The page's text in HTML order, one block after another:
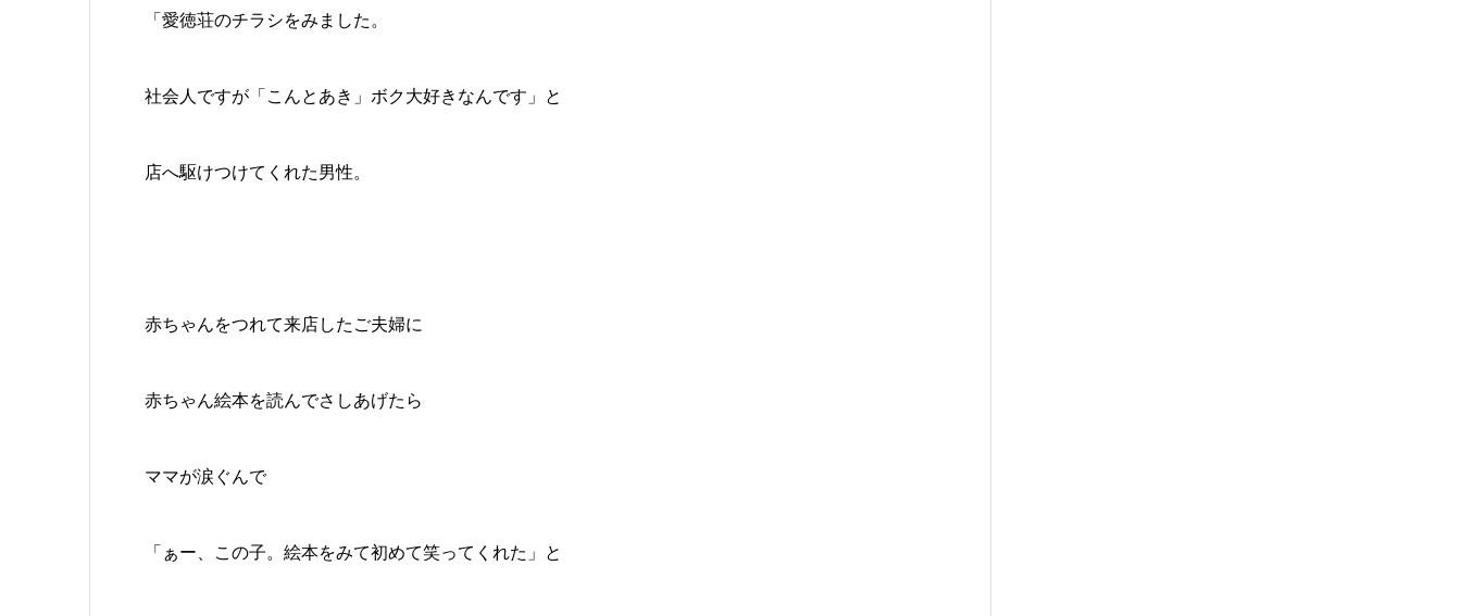
「愛徳荘のチラシをみました。
社会人ですが「こんとあき」ボク大好きなんです」と
店へ駆けつけてくれた男性。
赤ちゃんをつれて来店したご夫婦に
赤ちゃん絵本を読んでさしあげたら
ママが涙ぐんで
「ぁー、この子。絵本をみて初めて笑ってくれた」と